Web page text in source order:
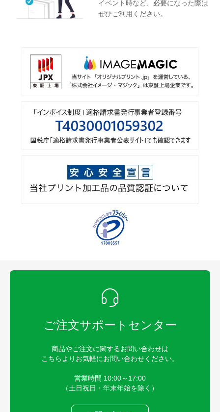
イベント時など、必要になった際は
ぜひご利用ください。
ご注文サポートセンター
商品やご注文に関するお問い合わせは
こちらよりお気軽にお問い合わせください。
営業時間 10:00～17:00
（土日祝日・年末年始を除く）